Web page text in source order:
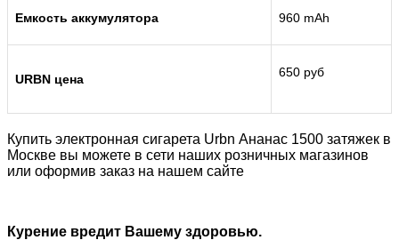
Емкость аккумулятора 960 mAh
URBN цена 650 руб
Купить электронная сигарета Urbn Ананас 1500 затяжек в
Москве вы можете в сети наших розничных магазинов
или оформив заказ на нашем сайте
Курение вредит Вашему здоровью.